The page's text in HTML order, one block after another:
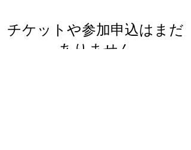
チケットや参加申込はまだ
ありません